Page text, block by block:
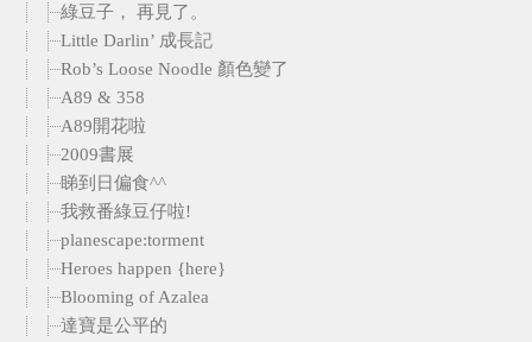
綠豆子， 再見了。
Little Darlin’ 成長記
Rob’s Loose Noodle 顏色變了
A89 & 358
A89開花啦
2009書展
睇到日偏食^^
我救番綠豆仔啦!
planescape:torment
Heroes happen {here}
Blooming of Azalea
達寶是公平的